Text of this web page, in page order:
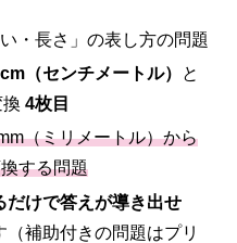
・長さ」の表し方の問題
cm（センチメートル）
と
換4枚目
（ミリメートル）から
する問題
だけで答えが導き出せ
補助付きの問題はプリ